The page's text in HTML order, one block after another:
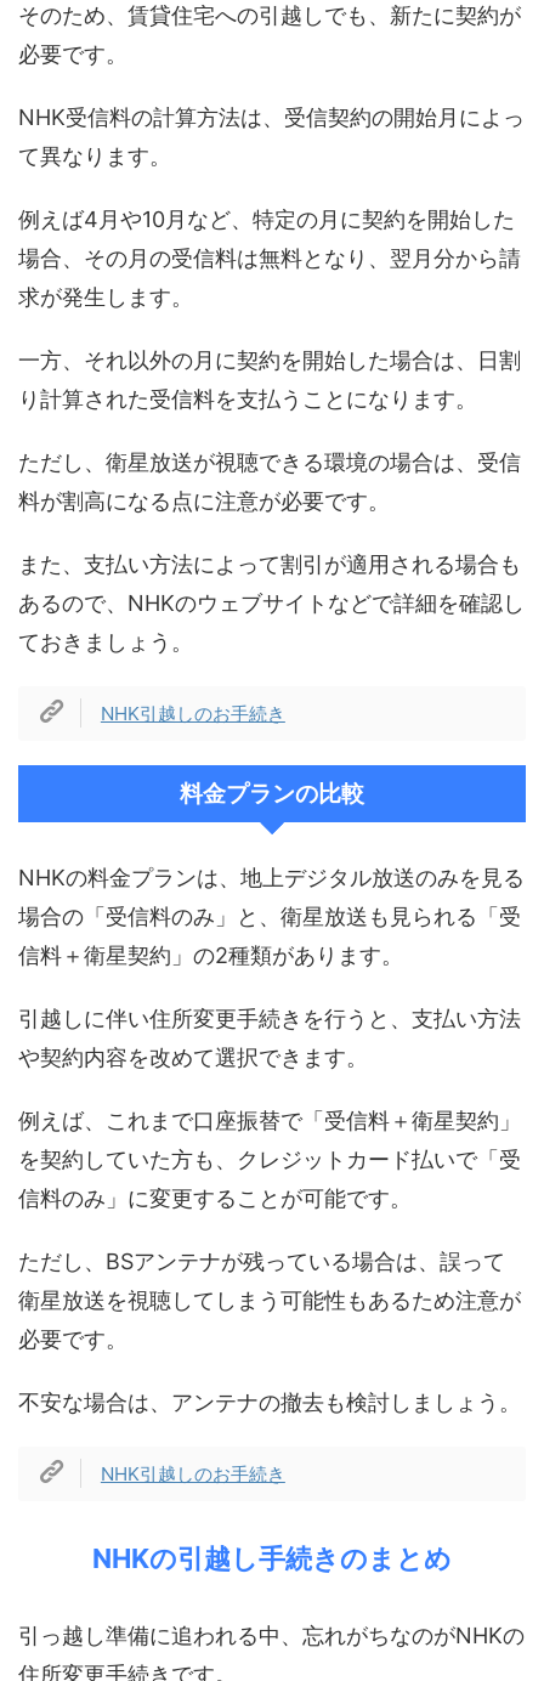
そのため、賃貸住宅への引越しでも、新たに契約が
必要です。
NHK受信料の計算方法は、受信契約の開始月によっ
て異なります。
例えば4月や10月など、特定の月に契約を開始した
場合、その月の受信料は無料となり、翌月分から請
求が発生します。
一方、それ以外の月に契約を開始した場合は、日割
り計算された受信料を支払うことになります。
ただし、衛星放送が視聴できる環境の場合は、受信
料が割高になる点に注意が必要です。
また、支払い方法によって割引が適用される場合も
あるので、NHKのウェブサイトなどで詳細を確認し
ておきましょう。
NHK引越しのお手続き
料金プランの比較
NHKの料金プランは、地上デジタル放送のみを見る
場合の「受信料のみ」と、衛星放送も見られる「受
信料＋衛星契約」の2種類があります。
引越しに伴い住所変更手続きを行うと、支払い方法
や契約内容を改めて選択できます。
例えば、これまで口座振替で「受信料＋衛星契約」
を契約していた方も、クレジットカード払いで「受
信料のみ」に変更することが可能です。
ただし、BSアンテナが残っている場合は、誤って
衛星放送を視聴してしまう可能性もあるため注意が
必要です。
不安な場合は、アンテナの撤去も検討しましょう。
NHK引越しのお手続き
NHKの引越し手続きのまとめ
引っ越し準備に追われる中、忘れがちなのがNHKの
住所変更手続きです。